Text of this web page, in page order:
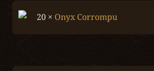
20 × Onyx Corrompu